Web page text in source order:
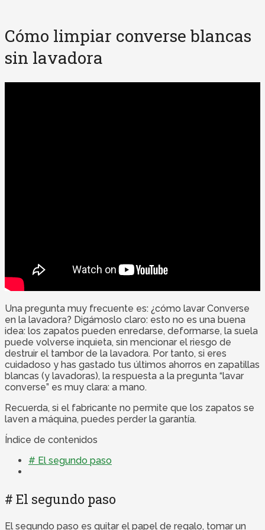
Cómo limpiar converse blancas
sin lavadora
Una pregunta muy frecuente es: ¿cómo lavar Converse
en la lavadora? Digámoslo claro: esto no es una buena
idea: los zapatos pueden enredarse, deformarse, la suela
puede volverse inquieta, sin mencionar el riesgo de
destruir el tambor de la lavadora. Por tanto, si eres
cuidadoso y has gastado tus últimos ahorros en zapatillas
blancas (y lavadoras), la respuesta a la pregunta “lavar
converse” es muy clara: a mano.
Recuerda, si el fabricante no permite que los zapatos se
laven a máquina, puedes perder la garantía.
Índice de contenidos
# El segundo paso
# El segundo paso
El segundo paso es quitar el papel de regalo, tomar un